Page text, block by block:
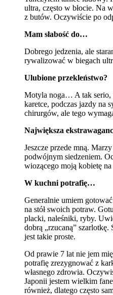
ultra, często w błocie. Na
z butów. Oczywiście po
Mam słabość do…
Dobrego jedzenia, ale
rywalizować w biegach
Ulubione przekleństwo?
Motyla noga… A tak serio,
karetce, podczas jazdy na
chirurgów, ale tego
Największa
Jeszcze przede mną.
podwójnym siedzeniem.
wiozącego moją kobietę
W kuchni potrafię…
Generalnie umiem
na stół swoich potraw.
placki, naleśniki, ryby.
dobrą „rzucaną”
jest takie proste.
Od prawie 7 lat nie jem
potrafię zrezygnować z
własnego zdrowia.
Japonii jestem wielkim
również, dlatego często